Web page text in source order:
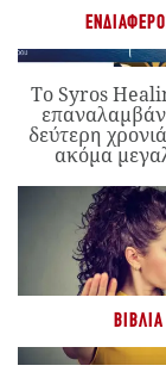
Το Syros
δεύτερη
ακόμα
ΒΙΒΛΊΑ